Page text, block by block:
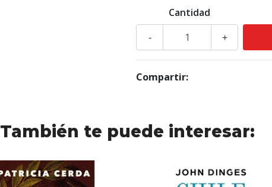
Cantidad
+
-
Compartir:
También te puede interesar: